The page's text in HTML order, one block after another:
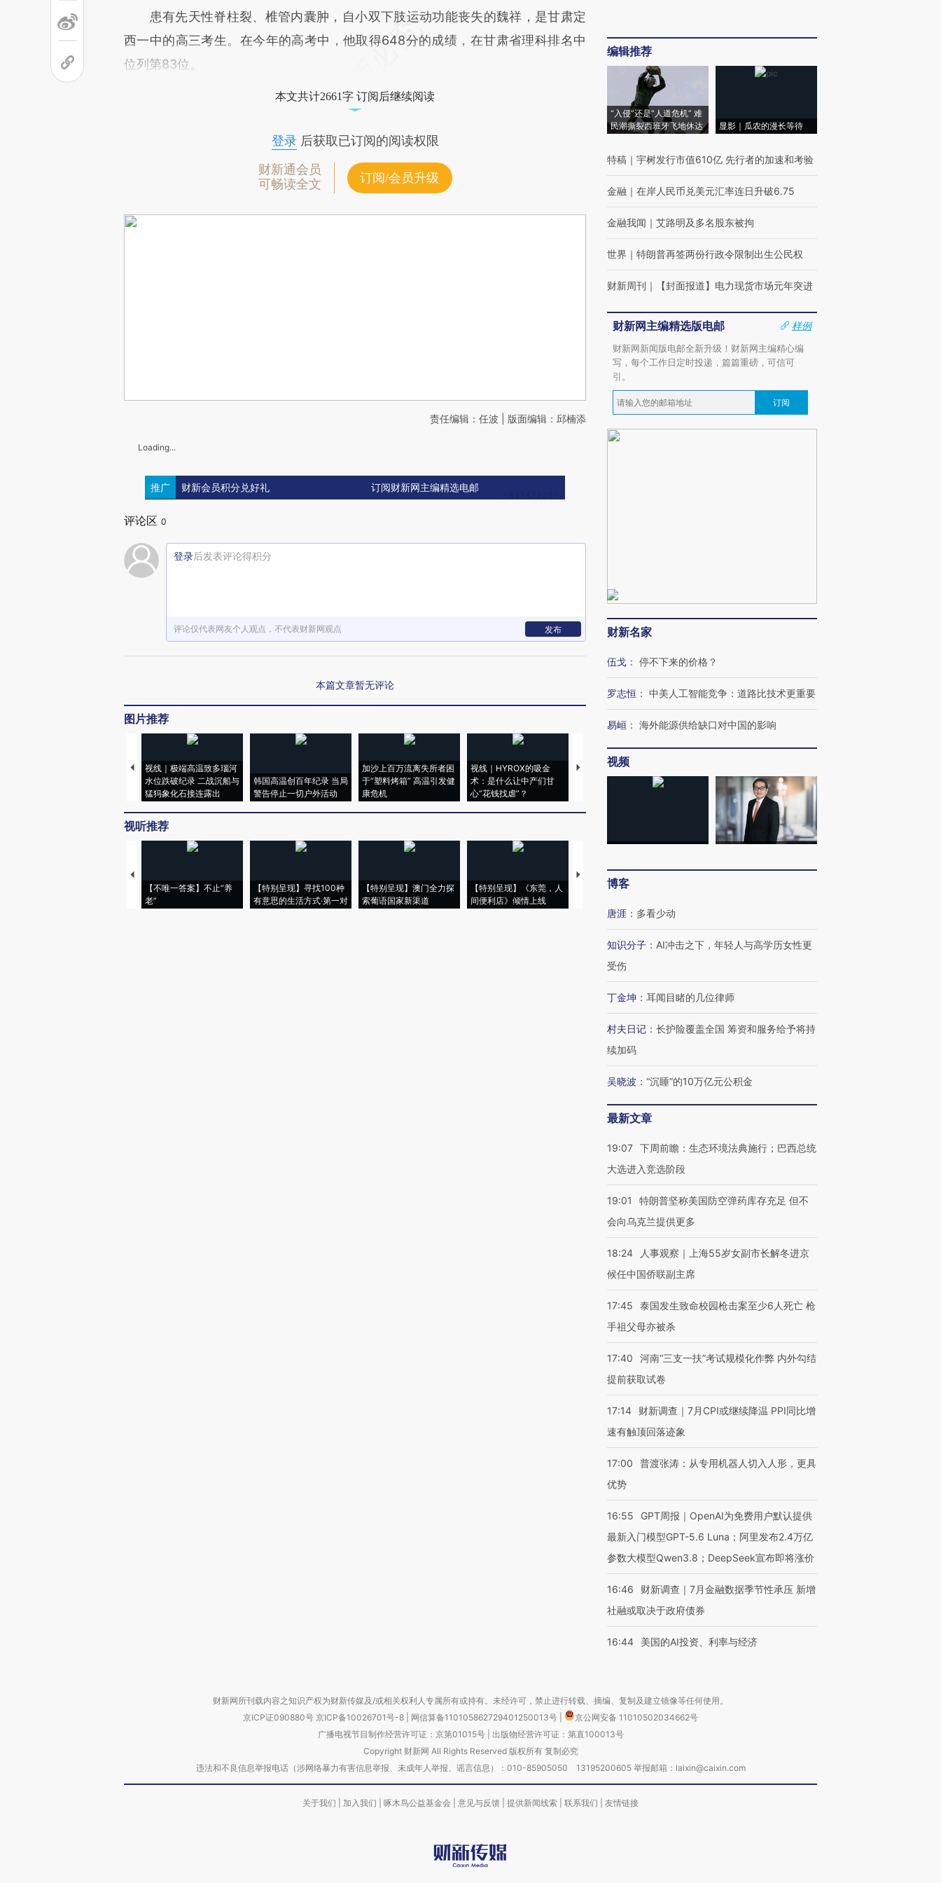
患有先天性脊柱裂、椎管内囊肿，自小双下肢运动功能丧失的魏祥，是甘肃定
西一中的高三考生。在今年的高考中，他取得648分的成绩，在甘肃省理科排名中
位列第83位。
本文共计2661字 订阅后继续阅读
登录后获取已订阅的阅读权限
财新通会员
可畅读全文
订阅/会员升级
责任编辑：任波 | 版面编辑：邱楠添
Loading...
推广 财新会员积分兑好礼 订阅财新网主编精选电邮
评论区 0
登录后发表评论得积分
评论仅代表网友个人观点，不代表财新网观点 发布
本篇文章暂无评论
图片推荐
视线｜极端高温致多瑙河
水位跌破纪录 二战沉船与
猛犸象化石接连露出
韩国高温创百年纪录 当局
警告停止一切户外活动
加沙上百万流离失所者困
于“塑料烤箱” 高温引发健
康危机
视线｜HYROX的吸金
术：是什么让中产们甘
心“花钱找虐”？
马航飞行员跨国走私7万
粒摇头丸 尿检体内含3种
度Z世代 用街头抗争将教
育部长拱下台
机”？难民潮撕裂西班牙
飞地休达
视听推荐
【不唯一答案】不止“养
老”
【特别呈现】寻找100种
有意思的生活方式·第一对
【特别呈现】澳门全力探
索葡语国家新渠道
【特别呈现】《东莞，人
间便利店》倾情上线
【推广】走进第四届链博
会，让数智科技“链”接产
编辑推荐
“入侵”还是“人道危机” 难
民潮撕裂西班牙飞地休达
显影｜瓜农的漫长等待
特稿 ｜ 宇树发行市值610亿 先行者的加速和考验
金融 ｜ 在岸人民币兑美元汇率连日升破6.75
金融我闻 ｜ 艾路明及多名股东被拘
世界 ｜ 特朗普再签两份行政令限制出生公民权
财新周刊 ｜ 【封面报道】电力现货市场元年突进
财新网主编精选版电邮
样例
财新网新闻版电邮全新升级！财新网主编精心编
写，每个工作日定时投递，篇篇重磅，可信可
引。
订阅
财新名家
伍戈 ： 停不下来的价格？
罗志恒 ： 中美人工智能竞争：道路比技术更重要
易峘 ： 海外能源供给缺口对中国的影响
视频
博客
唐涯 ： 多看少动
知识分子 ： AI冲击之下，年轻人与高学历女性更
受伤
丁金坤 ： 耳闻目睹的几位律师
村夫日记 ： 长护险覆盖全国 筹资和服务给予将持
续加码
吴晓波 ： “沉睡”的10万亿元公积金
最新文章
19:07 下周前瞻：生态环境法典施行；巴西总统
大选进入竞选阶段
19:01
特朗普坚称美国防空弹药库存充足 但不
会向乌克兰提供更多
18:24
人事观察｜上海55岁女副市长解冬进京
候任中国侨联副主席
17:45
泰国发生致命校园枪击案至少6人死亡 枪
手祖父母亦被杀
17:40
河南“三支一扶”考试规模化作弊 内外勾结
提前获取试卷
17:14
财新调查｜7月CPI或继续降温 PPI同比增
速有触顶回落迹象
17:00
普渡张涛：从专用机器人切入人形，更具
优势
16:55
GPT周报｜OpenAI为免费用户默认提供
最新入门模型GPT-5.6 Luna；阿里发布2.4万亿
参数大模型Qwen3.8；DeepSeek宣布即将涨价
16:46
财新调查｜7月金融数据季节性承压 新增
社融或取决于政府债券
16:44 美国的AI投资、利率与经济
财新网所刊载内容之知识产权为财新传媒及/或相关权利人专属所有或持有。未经许可，禁止进行转载、摘编、复制及建立镜像等任何使用。
京ICP证090880号 京ICP备10026701号-8 网信算备110105862729401250013号
京公网安备 11010502034662号
广播电视节目制作经营许可证：京第01015号| 出版物经营许可证：第直100013号
Copyright 财新网 All Rights Reserved 版权所有 复制必究
违法和不良信息举报电话（涉网络暴力有害信息举报、未成年人举报、谣言信息）：010-85905050 13195200605 举报邮箱：laixin@caixin.com
关于我们 加入我们 啄木鸟公益基金会 意见与反馈 提供新闻线索 联系我们 友情链接